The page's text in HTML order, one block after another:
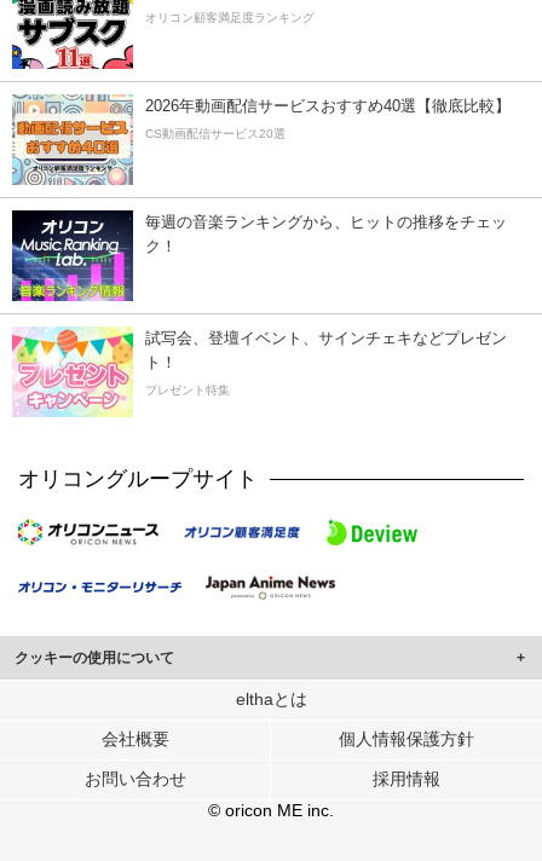
オリコン顧客満足度ランキング
2026年動画配信サービスおすすめ40選【徹底比較】
CS動画配信サービス20選
毎週の音楽ランキングから、ヒットの推移をチェッ
ク！
試写会、登壇イベント、サインチェキなどプレゼン
ト！
プレゼント特集
オリコングループサイト
クッキーの使用について
このサイトでは Cookie を使用して、ユーザーに合わせたコンテンツや広告の
行っています。
メディアや広告配信、データ解析の各パートナーに提供しています。
各パートナーは、この情報とユーザーが各パートナーに提供した他の情報や、
ユーザーが各パートナーのサービスを使用したときに収集した他の情報を組み
elthaとは
会社概要 個人情報保護方針
お問い合わせ
採用情報
© oricon ME inc.